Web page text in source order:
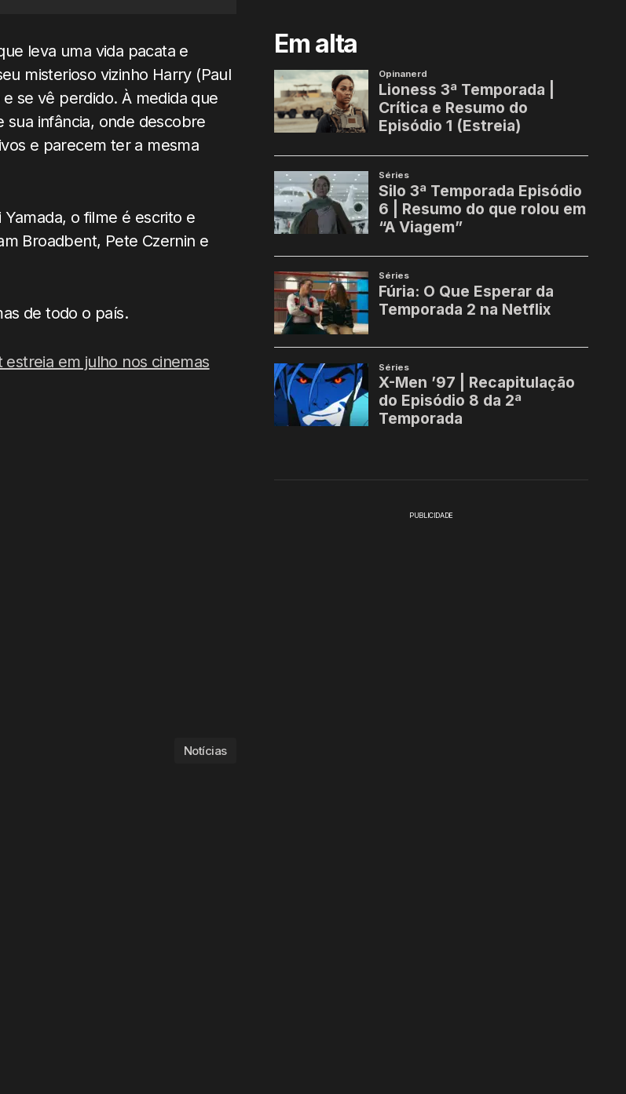
leva uma vida pacata e
misterioso vizinho Harry (Paul
se vê perdido. À medida que
sua infância, onde descobre
e parecem ter a mesma
o filme é escrito e
Broadbent, Pete Czernin e
de todo o país.
em julho nos cinemas
Notícias
Em alta
PUBLICIDADE